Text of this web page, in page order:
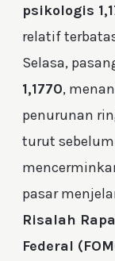
psikologis
relatif
Selasa,
1,1770,
penurunan
turut
pasar
Risalah
Federal